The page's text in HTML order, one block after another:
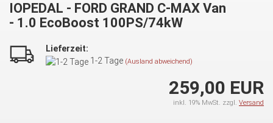
IOPEDAL - FORD GRAND C-MAX Van
- 1.0 EcoBoost 100PS/74kW
Lieferzeit:
1-2 Tage (Ausland abweichend)
259,00 EUR
inkl. 19% MwSt. zzgl. Versand